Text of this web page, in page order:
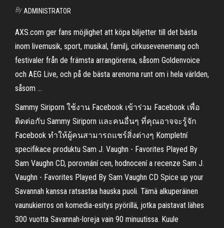
By ADMINISTRATOR
AXS.com ger fans möjlighet att köpa biljetter till det bästa
inom livemusik, sport, musikal, familj, cirkusevenemang och
festivaler från de främsta arrangörerna, såsom Goldenvoice
och AEG Live, och på de bästa arenorna runt om i hela världen,
såsom …
Sammy Siriporn ใช้งาน Facebook เข้าร่วม Facebook เพื่อ
ติดต่อกับ Sammy Siriporn และคนอื่นๆ ที่คุณอาจจะรู้จัก
Facebook ทำให้ผู้คนสามารถแชร์สิ่งต่างๆ Kompletní
specifikace produktu Sam J. Vaughn - Favorites Played By
Sam Vaughn CD, porovnání cen, hodnocení a recenze Sam J.
Vaughn - Favorites Played By Sam Vaughn CD Spice up your
Savannah kanssa ratsastaa hauska puoli. Tämä alkuperäinen
vaunukierros on komedia-esitys pyörillä, jotka paistavat lähes
300 vuotta Savannah-loreja vain 90 minuutissa. Kuule